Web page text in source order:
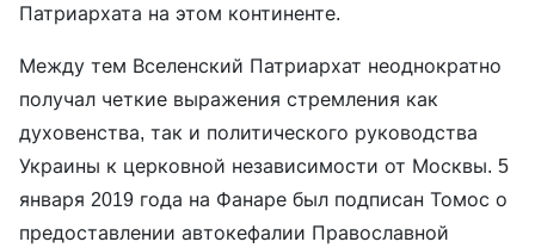
Патриархата на этом континенте.
Между тем Вселенский Патриархат неоднократно
получал четкие выражения стремления как
духовенства, так и политического руководства
Украины к церковной независимости от Москвы. 5
января 2019 года на Фанаре был подписан Томос о
предоставлении автокефалии Православной